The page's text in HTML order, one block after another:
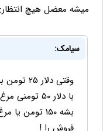
میشه معضل هیچ
سیامک:
فروش را !